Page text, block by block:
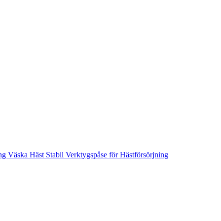
Väska Häst Stabil Verktygspåse för Hästförsörjning